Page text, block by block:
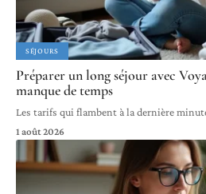
SÉJOURS
Préparer un long séjour avec
manque de temps
Les tarifs qui flambent à la dernière
1 août 2026